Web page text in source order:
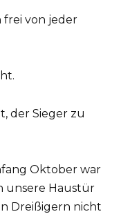
frei von jeder
der Sieger zu
Oktober war
unsere Haustür
Dreißigern nicht